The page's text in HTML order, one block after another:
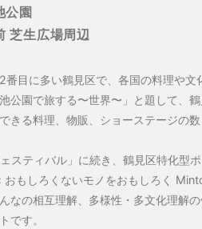
公園
芝生広場周辺
番目に多い鶴見区で、各国の料理や文
公園で旅する〜世界〜」と題して、鶴
きる料理、物販、ショーステージの
スティバル」に続き、鶴見区特化型
おもしろくないモノをおもしろく
なの相互理解、多様性・多文化理解
です。